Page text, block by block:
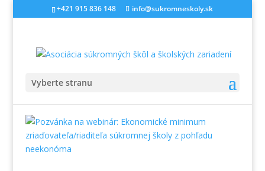
+421 915 836 148 info@sukromneskoly.sk
Vyberte stranu